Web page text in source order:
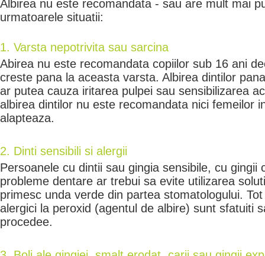
Albirea nu este recomandata - sau are mult mai
urmatoarele situatii:
1. Varsta nepotrivita sau sarcina
Abirea nu este recomandata copiilor sub 16 ani
creste pana la aceasta varsta. Albirea dintilor
ar putea cauza iritarea pulpei sau sensibilizarea
albirea dintilor nu este recomandata nici femeilor
alapteaza.
2. Dinti sensibili si alergii
Persoanele cu dintii sau gingia sensibile, cu gingii
probleme dentare ar trebui sa evite utilizarea
primesc unda verde din partea stomatologului.
alergici la peroxid (agentul de albire) sunt sfatuiti
procedee.